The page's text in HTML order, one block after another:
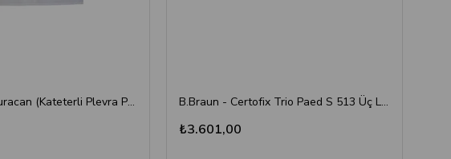
B. Braun - Pleuracan (Kateterli Plevra Ponksiyon Seti) B.Braun - Certofix Trio Paed S 513 Üç Lümenli Santral Venöz Kateter İnfüzyon Seti (5F / 13 cm)
₺3.601,00